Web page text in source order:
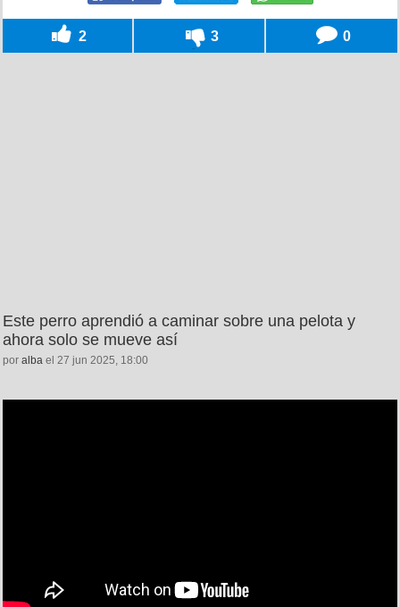
2 3 0
Este perro aprendió a caminar sobre una pelota y
ahora solo se mueve así
por alba el 27 jun 2025, 18:00